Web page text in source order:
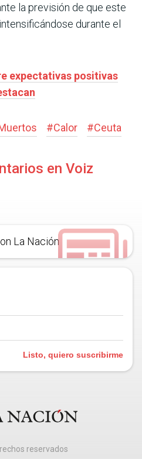
la previsión de que este
durante el
expectativas positivas
#Calor #Ceuta
en Voiz
La Nación
Listo, quiero suscribirme
reservados